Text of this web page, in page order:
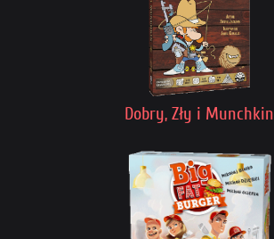
Dobry, Zły i Munchkin